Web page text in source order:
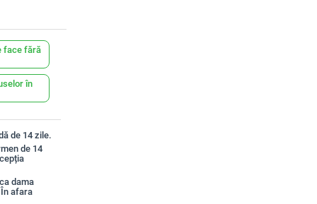
face fără
în
de 14 zile.
de 14
dama
afara